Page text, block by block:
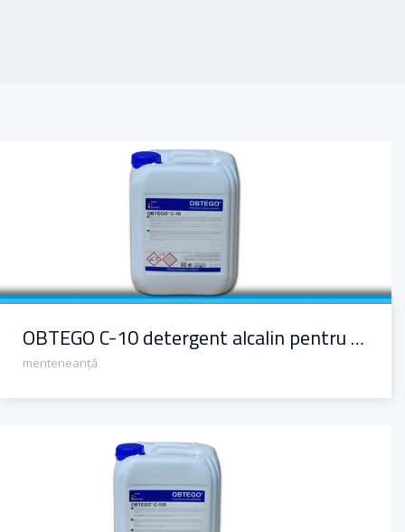
OBTEGO C-10 detergent alcalin pentru beton
menteneanță